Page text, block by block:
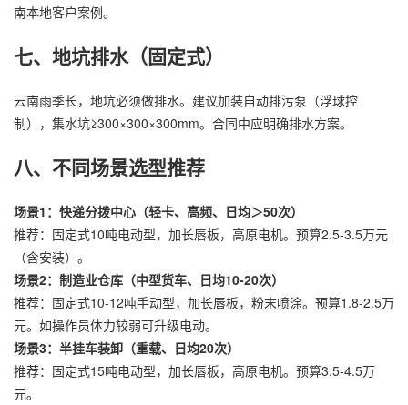
南本地客户案例。
七、地坑排水（固定式）
云南雨季长，地坑必须做排水。建议加装自动排污泵（浮球控
制），集水坑≥300×300×300mm。合同中应明确排水方案。
八、不同场景选型推荐
场景1：快递分拨中心（轻卡、高频、日均＞50次）
推荐：固定式10吨电动型，加长唇板，高原电机。预算2.5-3.5万元
（含安装）。
场景2：制造业仓库（中型货车、日均10-20次）
推荐：固定式10-12吨手动型，加长唇板，粉末喷涂。预算1.8-2.5万
元。如操作员体力较弱可升级电动。
场景3：半挂车装卸（重载、日均20次）
推荐：固定式15吨电动型，加长唇板，高原电机。预算3.5-4.5万
元。